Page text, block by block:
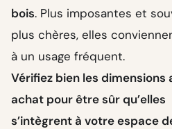
bois. Plus imposantes et
plus chères, elles
à un usage fréquent.
Vérifiez bien les dimensions
achat pour être sûr qu’elles
s’intègrent à votre espace